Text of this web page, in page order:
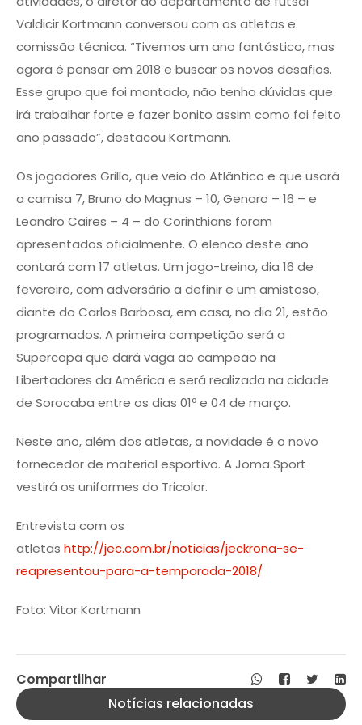
Valdicir Kortmann conversou com os atletas e
comissão técnica. “Tivemos um ano fantástico, mas
agora é pensar em 2018 e buscar os novos desafios.
Esse grupo que foi montado, não tenho dúvidas que
irá trabalhar forte e fazer bonito assim como foi feito
ano passado”, destacou Kortmann.
Os jogadores Grillo, que veio do Atlântico e que usará
a camisa 7, Bruno do Magnus – 10, Genaro – 16 – e
Leandro Caires – 4 – do Corinthians foram
apresentados oficialmente. O elenco deste ano
contará com 17 atletas. Um jogo-treino, dia 16 de
fevereiro, com adversário a definir e um amistoso,
diante do Carlos Barbosa, em casa, no dia 21, estão
programados. A primeira competição será a
Supercopa que dará vaga ao campeão na
Libertadores da América e será realizada na cidade
de Sorocaba entre os dias 01º e 04 de março.
Neste ano, além dos atletas, a novidade é o novo
fornecedor de material esportivo. A Joma Sport
vestirá os uniformes do Tricolor.
Entrevista com os
atletas http://jec.com.br/noticias/jeckrona-se-
reapresentou-para-a-temporada-2018/
Foto: Vitor Kortmann
Compartilhar
Notícias relacionadas